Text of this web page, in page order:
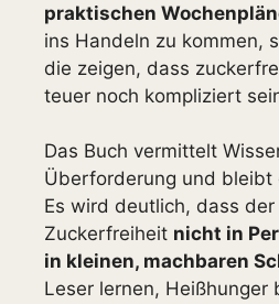
praktischen
ins Handeln zu kommen,
die zeigen, dass
teuer noch kompliziert
Das Buch vermittelt
Überforderung und bleibt
Es wird deutlich, dass der
Zuckerfreiheit nicht in
in kleinen, machbaren
Leser lernen, Heißhunger